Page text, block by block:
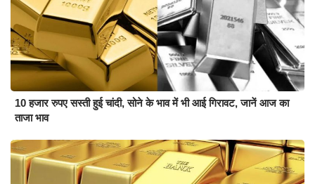
10 हजार रुपए सस्ती हुई चांदी, सोने के भाव में भी आई गिरावट, जानें आज का
ताजा भाव